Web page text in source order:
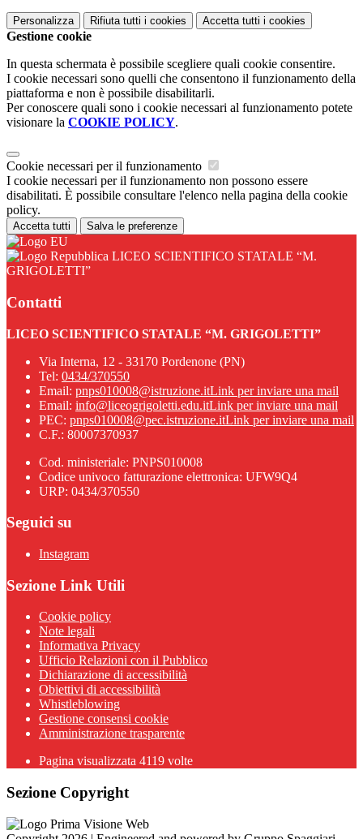
Personalizza Rifiuta tutti i cookies Accetta tutti i cookies
Gestione cookie
In questa schermata è possibile scegliere quali cookie consentire.
I cookie necessari sono quelli che consentono il funzionamento della
piattaforma e non è possibile disabilitarli.
Per conoscere quali sono i cookie necessari al funzionamento potete
visionare la COOKIE POLICY.
Cookie necessari per il funzionamento
I cookie necessari per il funzionamento non possono essere
disabilitati. È possibile consultare l'elenco nella pagina della cookie
policy.
Accetta tutti Salva le preferenze
LICEO SCIENTIFICO STATALE “M.
GRIGOLETTI”
Contatti
LICEO SCIENTIFICO STATALE “M. GRIGOLETTI”
Via Interna, 12 - 33170 Pordenone (PN)
Tel: 0434/370550
Email: pnps010008@istruzione.itLink per inviare una mail
Email: info@liceogrigoletti.edu.itLink per inviare una mail
PEC: pnps010008@pec.istruzione.itLink per inviare una mail
C.F.: 80007370937
Cod. ministeriale: PNPS010008
Codice univoco fatturazione elettronica: UFW9Q4
URP: 0434/370550
Seguici su
Instagram
Sezione Link Utili
Cookie policy
Note legali
Informativa Privacy
Ufficio Relazioni con il Pubblico
Dichiarazione di accessibilità
Obiettivi di accessibilità
Whistleblowing
Gestione consensi cookie
Amministrazione trasparente
Pagina visualizzata 4119 volte
Sezione Copyright